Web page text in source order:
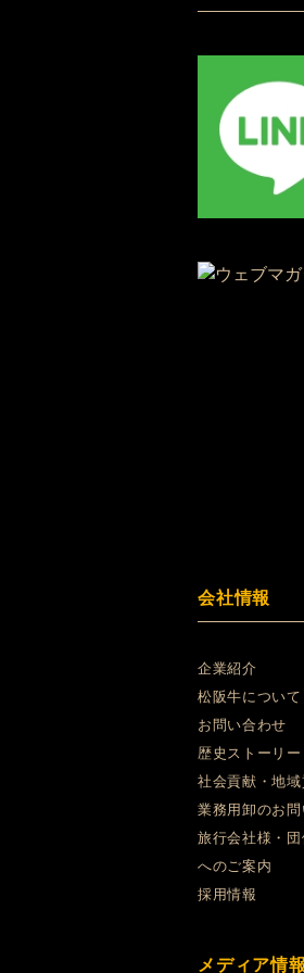
会社情報
企業紹介
松阪牛について
お問い合わせ
歴史ストーリー
社会貢献・地域
業務用卸のお
旅行会社様・
へのご案内
採用情報
メディア情報